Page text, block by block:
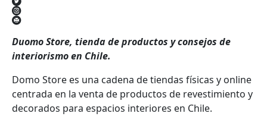
Duomo Store, tienda de productos y consejos de
interiorismo en Chile.
Domo Store es una cadena de tiendas físicas y online
centrada en la venta de productos de revestimiento y
decorados para espacios interiores en Chile.